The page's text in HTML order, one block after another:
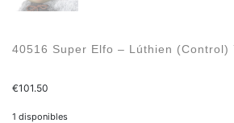
40516 Super Elfo – Lúthien (Control)
€101.50
1 disponibles